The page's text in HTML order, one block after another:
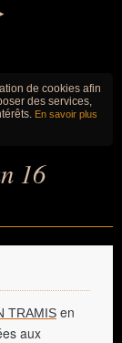
de cookies afin
des services,
En savoir plus
16
TRAMIS en
aux